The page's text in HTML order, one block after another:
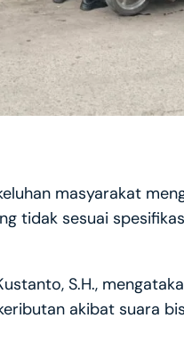
masyarakat
tidak sesuai
S.H.,
akibat suara